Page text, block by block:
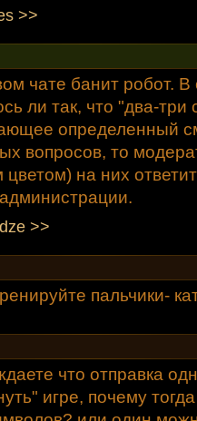
>>
чате банит робот. В
ли так, что "два-три
определенный
вопросов, то
на них
>>
пальчики-
что отправка
игре, почему